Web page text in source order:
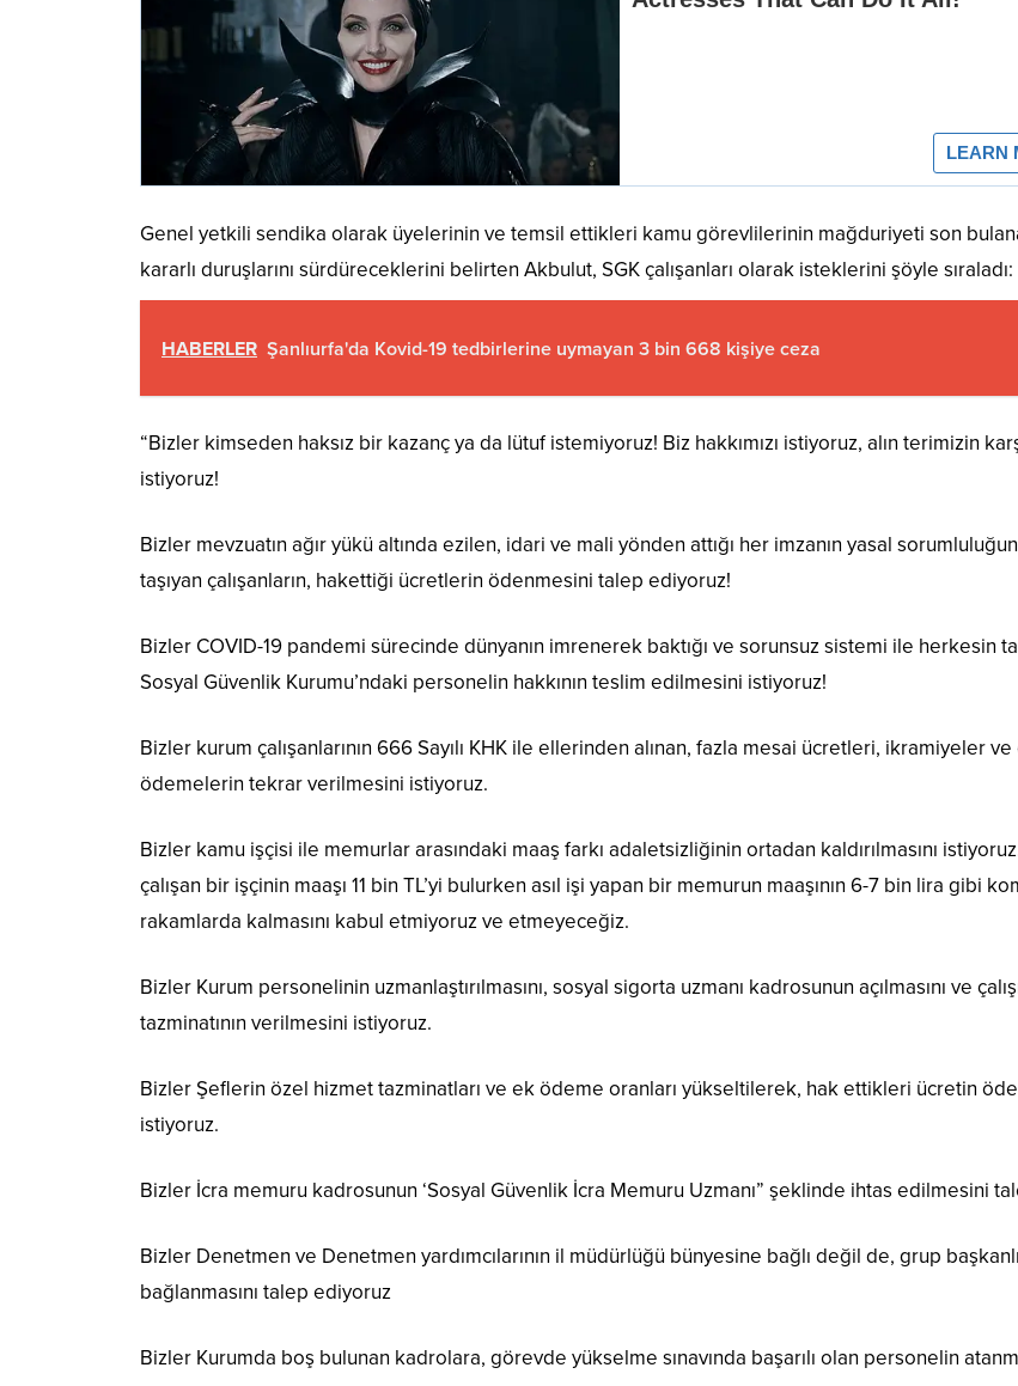
Genel yetkili sendika olarak üyelerinin ve temsil ettikleri kamu görevlilerinin mağduriyeti son
kararlı duruşlarını sürdüreceklerini belirten Akbulut, SGK çalışanları olarak isteklerini şöyle sıraladı:
HABERLER Şanlıurfa'da Kovid-19 tedbirlerine uymayan 3 bin 668 kişiye ceza
“Bizler kimseden haksız bir kazanç ya da lütuf istemiyoruz! Biz hakkımızı istiyoruz, alın terimizin
istiyoruz!
Bizler mevzuatın ağır yükü altında ezilen, idari ve mali yönden attığı her imzanın yasal
taşıyan çalışanların, hakettiği ücretlerin ödenmesini talep ediyoruz!
Bizler COVID-19 pandemi sürecinde dünyanın imrenerek baktığı ve sorunsuz sistemi ile herkesin
Sosyal Güvenlik Kurumu’ndaki personelin hakkının teslim edilmesini istiyoruz!
Bizler kurum çalışanlarının 666 Sayılı KHK ile ellerinden alınan, fazla mesai ücretleri, ikramiyeler
ödemelerin tekrar verilmesini istiyoruz.
Bizler kamu işçisi ile memurlar arasındaki maaş farkı adaletsizliğinin ortadan kaldırılmasını
çalışan bir işçinin maaşı 11 bin TL’yi bulurken asıl işi yapan bir memurun maaşının 6-7 bin lira gibi
rakamlarda kalmasını kabul etmiyoruz ve etmeyeceğiz.
Bizler Kurum personelinin uzmanlaştırılmasını, sosyal sigorta uzmanı kadrosunun açılmasını ve
tazminatının verilmesini istiyoruz.
Bizler Şeflerin özel hizmet tazminatları ve ek ödeme oranları yükseltilerek, hak ettikleri ücretin
istiyoruz.
Bizler İcra memuru kadrosunun ‘Sosyal Güvenlik İcra Memuru Uzmanı” şeklinde ihtas edilmesini
Bizler Denetmen ve Denetmen yardımcılarının il müdürlüğü bünyesine bağlı değil de, grup
bağlanmasını talep ediyoruz
Bizler Kurumda boş bulunan kadrolara, görevde yükselme sınavında başarılı olan personelin